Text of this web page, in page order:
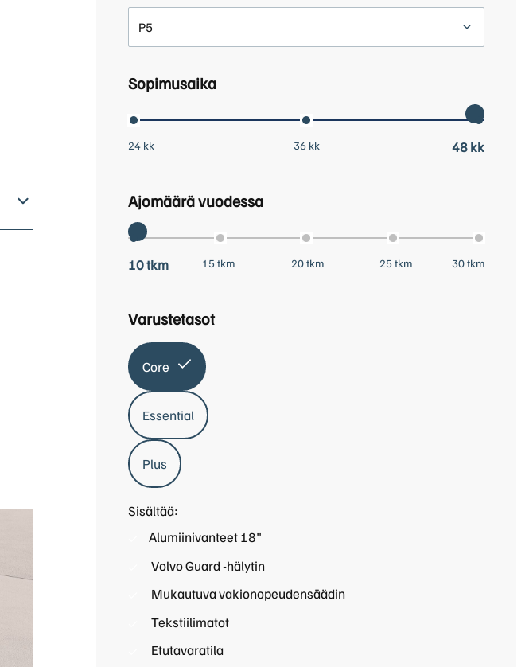
P5
Sopimusaika
24 kk 36 kk 48 kk
Ajomäärä vuodessa
10 tkm 15 tkm 20 tkm 25 tkm 30 tkm
Varustetasot
Core
Essential
Plus
Sisältää:
Alumiinivanteet 18"
Volvo Guard -hälytin
Mukautuva vakionopeudensäädin
Tekstiilimatot
Etutavaratila